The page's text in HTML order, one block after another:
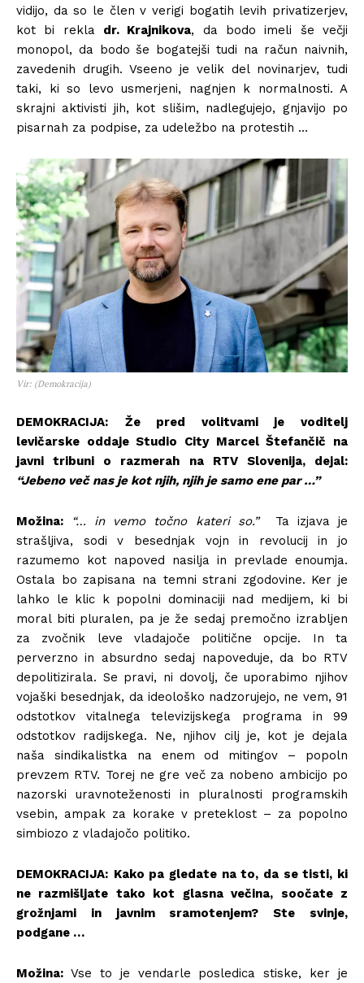
vidijo, da so le člen v verigi bogatih levih privatizerjev,
kot bi rekla dr. Krajnikova, da bodo imeli še večji
monopol, da bodo še bogatejši tudi na račun naivnih,
zavedenih drugih. Vseeno je velik del novinarjev, tudi
taki, ki so levo usmerjeni, nagnjen k normalnosti. A
skrajni aktivisti jih, kot slišim, nadlegujejo, gnjavijo po
pisarnah za podpise, za udeležbo na protestih …
Vir: (Demokracija)
DEMOKRACIJA:
Že pred volitvami je voditelj
levičarske oddaje Studio City Marcel Štefančič na
javni tribuni o razmerah na RTV Slovenija, dejal:
“Jebeno več nas je kot njih, njih je samo ene par …”
Možina: “… in vemo točno kateri so.”Ta izjava je
strašljiva, sodi v besednjak vojn in revolucij in jo
razumemo kot napoved nasilja in prevlade enoumja.
Ostala bo zapisana na temni strani zgodovine. Ker je
lahko le klic k popolni dominaciji nad medijem, ki bi
moral biti pluralen, pa je že sedaj premočno izrabljen
za zvočnik leve vladajoče politične opcije. In ta
perverzno in absurdno sedaj napoveduje, da bo RTV
depolitizirala. Se pravi, ni dovolj, če uporabimo njihov
vojaški besednjak, da ideološko nadzorujejo, ne vem, 91
odstotkov vitalnega televizijskega programa in 99
odstotkov radijskega. Ne, njihov cilj je, kot je dejala
naša sindikalistka na enem od mitingov – popoln
prevzem RTV. Torej ne gre več za nobeno ambicijo po
nazorski uravnoteženosti in pluralnosti programskih
vsebin, ampak za korake v preteklost – za popolno
simbiozo z vladajočo politiko.
DEMOKRACIJA: Kako pa gledate na to, da se tisti, ki
ne razmišljate tako kot glasna večina, soočate z
grožnjami in javnim sramotenjem? Ste svinje,
podgane …
Možina: Vse to je vendarle posledica stiske, ker je